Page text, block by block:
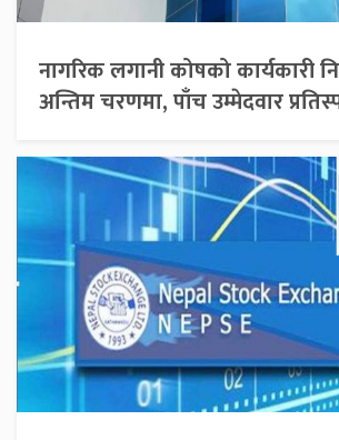
नागरिक लगानी कोषको कार्यकारी
अन्तिम चरणमा, पाँच उम्मेदवार